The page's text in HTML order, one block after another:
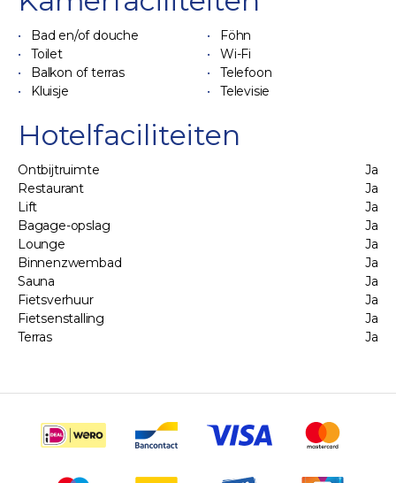
Bad en/of douche
Föhn
Toilet
Wi-Fi
Balkon of terras
Telefoon
Kluisje
Televisie
Hotelfaciliteiten
Ontbijtruimte
Ja
Restaurant
Ja
Lift
Ja
Bagage-opslag
Ja
Lounge
Ja
Binnenzwembad
Ja
Sauna
Ja
Fietsverhuur
Ja
Fietsenstalling
Ja
Terras
Ja